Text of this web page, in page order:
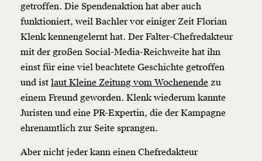
getroffen. Die Spendenaktion hat aber auch
funktioniert, weil Bachler vor einiger Zeit Florian
Klenk kennengelernt hat. Der Falter-Chefredakteur
mit der großen Social-Media-Reichweite hat ihn
einst für eine viel beachtete Geschichte getroffen
und ist laut Kleine Zeitung vom Wochenende zu
einem Freund geworden. Klenk wiederum kannte
Juristen und eine PR-Expertin, die der Kampagne
ehrenamtlich zur Seite sprangen.
Aber nicht jeder kann einen Chefredakteur